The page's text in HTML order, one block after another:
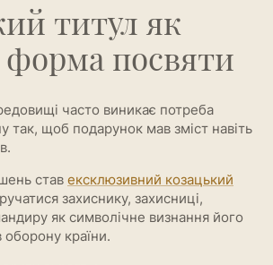
титул як
форма посвяти
часто виникає потреба
так, щоб подарунок мав зміст навіть
став ексклюзивний козацький
захиснику, захисниці,
як символічне визнання його
країни.